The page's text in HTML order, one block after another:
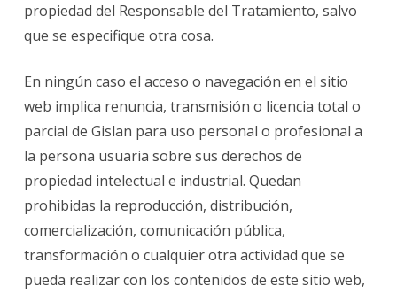
propiedad del Responsable del Tratamiento, salvo
que se especifique otra cosa.
En ningún caso el acceso o navegación en el sitio
web implica renuncia, transmisión o licencia total o
parcial de Gislan para uso personal o profesional a
la persona usuaria sobre sus derechos de
propiedad intelectual e industrial. Quedan
prohibidas la reproducción, distribución,
comercialización, comunicación pública,
transformación o cualquier otra actividad que se
pueda realizar con los contenidos de este sitio web,